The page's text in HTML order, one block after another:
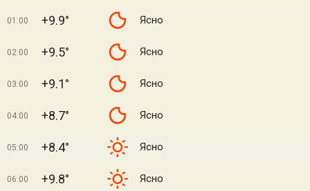
01:00 +9.9° Ясно
02:00 +9.5° Ясно
03:00 +9.1° Ясно
04:00 +8.7° Ясно
05:00 +8.4° Ясно
06:00 +9.8° Ясно